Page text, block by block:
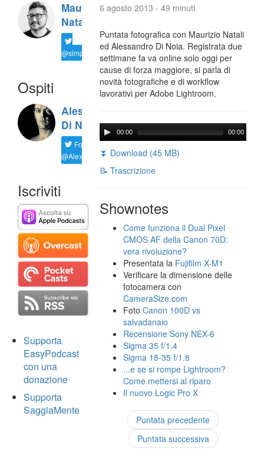
Maurizio
Natali
@simplemal
Ospiti
Alessandro
Di Noia
Follow
@AlexD75
Iscriviti
Supporta
EasyPodcast
con una
donazione
Supporta
SaggiaMente
6 agosto 2013 - 49 minuti
Puntata fotografica con Maurizio Natali
ed Alessandro Di Noia. Registrata due
settimane fa va online solo oggi per
cause di forza maggiore, si parla di
novità fotografiche e di workflow
lavorativi per Adobe Lightroom.
00:00 00:00
⏬ Download (45 MB)
📝 Trascrizione
Shownotes
Come funziona il Dual Pixel
CMOS AF della Canon 70D:
vera rivoluzione?
Presentata la Fujifilm X-M1
Verificare la dimensione delle
fotocamera con
CameraSize.com
FotoCanon 100D vs
salvadanaio
Recensione Sony NEX-6
Sigma 35 f/1.4
Sigma 18-35 f/1.8
...e se si rompe Lightroom?
Come mettersi al riparo
Il nuovo Logic Pro X
Puntata precedente
Puntata successiva